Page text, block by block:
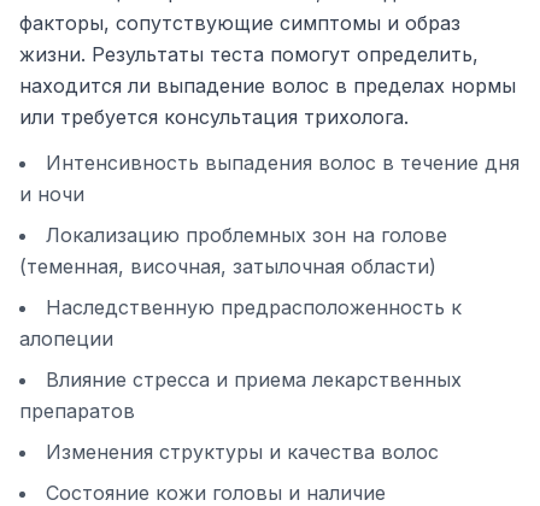
факторы, сопутствующие симптомы и образ
жизни. Результаты теста помогут определить,
находится ли выпадение волос в пределах нормы
или требуется консультация трихолога.
Интенсивность выпадения волос в течение дня
и ночи
Локализацию проблемных зон на голове
(теменная, височная, затылочная области)
Наследственную предрасположенность к
алопеции
Влияние стресса и приема лекарственных
препаратов
Изменения структуры и качества волос
Состояние кожи головы и наличие